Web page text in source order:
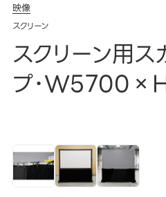
映像
スクリーン
スクリーン用
プ･